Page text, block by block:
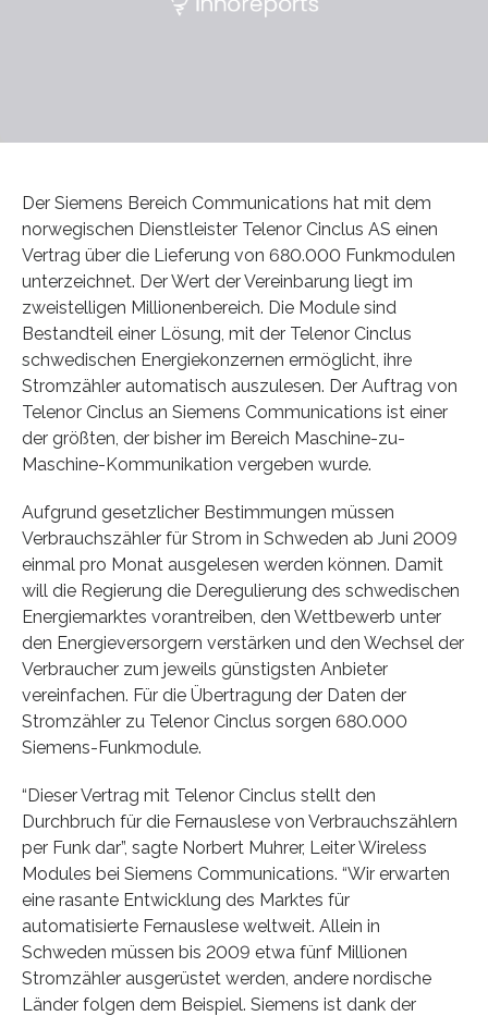
Der Siemens Bereich Communications hat mit dem
norwegischen Dienstleister Telenor Cinclus AS einen
Vertrag über die Lieferung von 680.000 Funkmodulen
unterzeichnet. Der Wert der Vereinbarung liegt im
zweistelligen Millionenbereich. Die Module sind
Bestandteil einer Lösung, mit der Telenor Cinclus
schwedischen Energiekonzernen ermöglicht, ihre
Stromzähler automatisch auszulesen. Der Auftrag von
Telenor Cinclus an Siemens Communications ist einer
der größten, der bisher im Bereich Maschine-zu-
Maschine-Kommunikation vergeben wurde.
Aufgrund gesetzlicher Bestimmungen müssen
Verbrauchszähler für Strom in Schweden ab Juni 2009
einmal pro Monat ausgelesen werden können. Damit
will die Regierung die Deregulierung des schwedischen
Energiemarktes vorantreiben, den Wettbewerb unter
den Energieversorgern verstärken und den Wechsel der
Verbraucher zum jeweils günstigsten Anbieter
vereinfachen. Für die Übertragung der Daten der
Stromzähler zu Telenor Cinclus sorgen 680.000
Siemens-Funkmodule.
“Dieser Vertrag mit Telenor Cinclus stellt den
Durchbruch für die Fernauslese von Verbrauchszählern
per Funk dar”, sagte Norbert Muhrer, Leiter Wireless
Modules bei Siemens Communications. “Wir erwarten
eine rasante Entwicklung des Marktes für
automatisierte Fernauslese weltweit. Allein in
Schweden müssen bis 2009 etwa fünf Millionen
Stromzähler ausgerüstet werden, andere nordische
Länder folgen dem Beispiel. Siemens ist dank der